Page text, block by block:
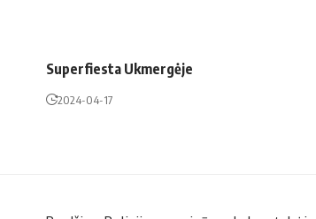
Superfiesta Ukmergėje
2024-04-17